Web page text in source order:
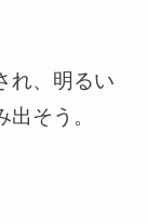
れ、明るい
そう。